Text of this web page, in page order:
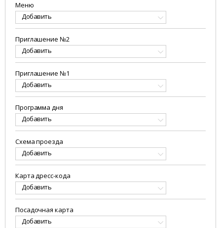
Меню
Добавить
Приглашение №2
Добавить
Приглашение №1
Добавить
Программа дня
Добавить
Схема проезда
Добавить
Карта дресс-кода
Добавить
Посадочная карта
Добавить